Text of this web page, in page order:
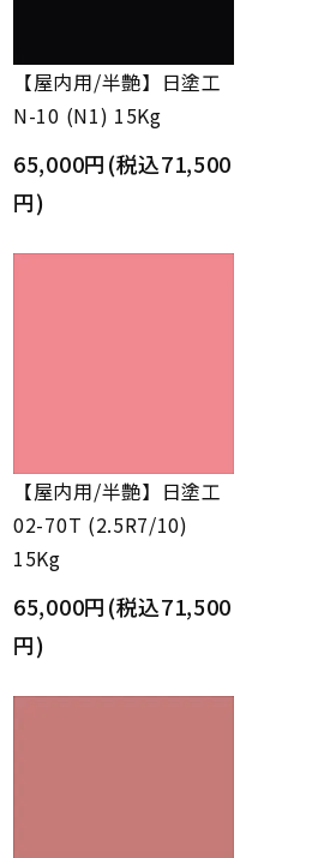
【屋内用/半艶】日塗工
N-10 (N1) 15Kg
65,000円(税込71,500
円)
【屋内用/半艶】日塗工
02-70T (2.5R7/10)
15Kg
65,000円(税込71,500
円)